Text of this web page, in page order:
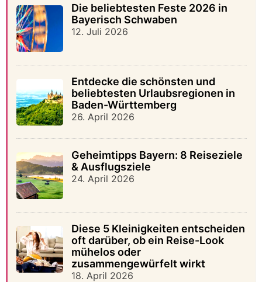
Die beliebtesten Feste 2026 in
Bayerisch Schwaben
12. Juli 2026
Entdecke die schönsten und
beliebtesten Urlaubsregionen in
Baden-Württemberg
26. April 2026
Geheimtipps Bayern: 8 Reiseziele
& Ausflugsziele
24. April 2026
Diese 5 Kleinigkeiten entscheiden
oft darüber, ob ein Reise-Look
mühelos oder
zusammengewürfelt wirkt
18. April 2026